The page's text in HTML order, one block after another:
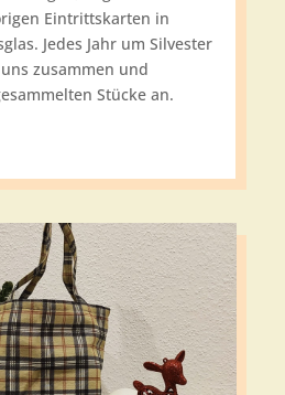
Eintrittskarten in
Jedes Jahr um Silvester
zusammen und
Stücke an.